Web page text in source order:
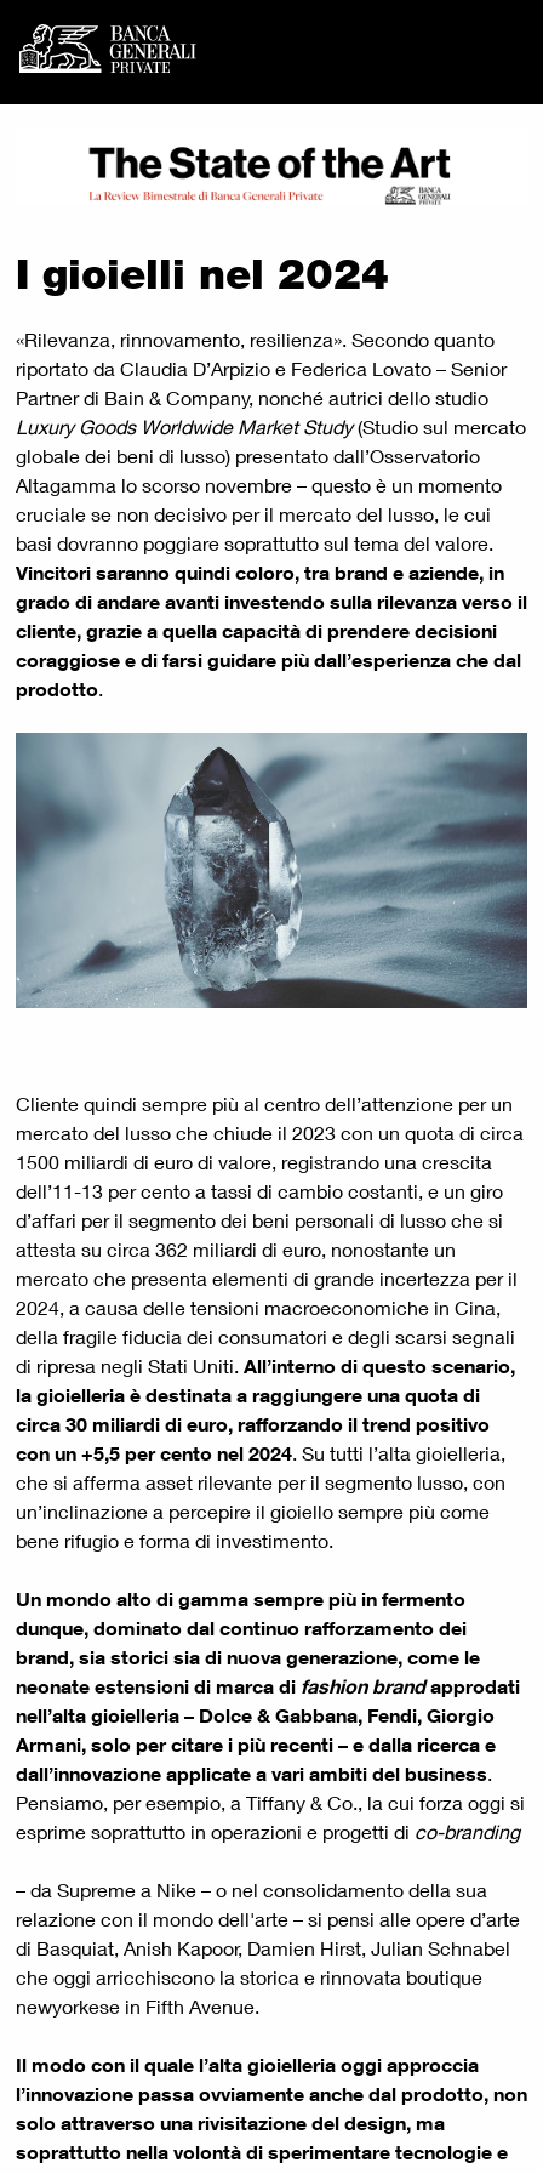
Banca Generali Private
Vai al contenuto principale
I gioielli nel 2024
«Rilevanza, rinnovamento, resilienza». Secondo quanto
riportato da Claudia D’Arpizio e Federica Lovato – Senior
Partner di Bain & Company, nonché autrici dello studio
Luxury Goods Worldwide Market Study (Studio sul mercato
globale dei beni di lusso) presentato dall’Osservatorio
Altagamma lo scorso novembre – questo è un momento
cruciale se non decisivo per il mercato del lusso, le cui
basi dovranno poggiare soprattutto sul tema del valore.
Vincitori saranno quindi coloro, tra brand e aziende, in
grado di andare avanti investendo sulla rilevanza verso il
cliente, grazie a quella capacità di prendere decisioni
coraggiose e di farsi guidare più dall’esperienza che dal
prodotto.
Cliente quindi sempre più al centro dell’attenzione per un
mercato del lusso che chiude il 2023 con un quota di circa
1500 miliardi di euro di valore, registrando una crescita
dell’11-13 per cento a tassi di cambio costanti, e un giro
d’affari per il segmento dei beni personali di lusso che si
attesta su circa 362 miliardi di euro, nonostante un
mercato che presenta elementi di grande incertezza per il
2024, a causa delle tensioni macroeconomiche in Cina,
della fragile fiducia dei consumatori e degli scarsi segnali
di ripresa negli Stati Uniti. All’interno di questo scenario,
la gioielleria è destinata a raggiungere una quota di
circa 30 miliardi di euro, rafforzando il trend positivo
con un +5,5 per cento nel 2024. Su tutti l’alta gioielleria,
che si afferma asset rilevante per il segmento lusso, con
un’inclinazione a percepire il gioiello sempre più come
bene rifugio e forma di investimento.
Un mondo alto di gamma sempre più in fermento
dunque, dominato dal continuo rafforzamento dei
brand, sia storici sia di nuova generazione, come le
neonate estensioni di marca di fashion brandapprodati
nell’alta gioielleria – Dolce & Gabbana, Fendi, Giorgio
Armani, solo per citare i più recenti – e dalla ricerca e
dall’innovazione applicate a vari ambiti del business.
Pensiamo, per esempio, a Tiffany & Co., la cui forza oggi si
esprime soprattutto in operazioni e progetti di co-branding
– da Supreme a Nike – o nel consolidamento della sua
relazione con il mondo dell'arte – si pensi alle opere d’arte
di Basquiat, Anish Kapoor, Damien Hirst, Julian Schnabel
che oggi arricchiscono la storica e rinnovata boutique
newyorkese in Fifth Avenue.
Il modo con il quale l’alta gioielleria oggi approccia
l’innovazione passa ovviamente anche dal prodotto, non
solo attraverso una rivisitazione del design, ma
soprattutto nella volontà di sperimentare tecnologie e